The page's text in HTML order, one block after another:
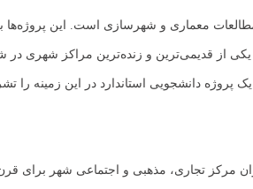
معماری و شهرسازی است. این پروژه‌ها
از قدیمی‌ترین و زنده‌ترین مراکز شهری در
دانشجویی استاندارد در این زمینه را
مرکز تجاری، مذهبی و اجتماعی شهر برای